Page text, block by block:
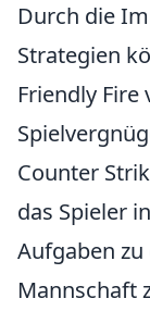
Durch die
Strategien
Friendly
Counter
das Spieler
Aufgaben
Mannschaft